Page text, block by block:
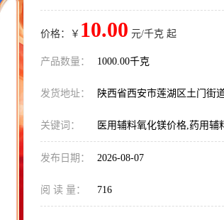
价格：￥ 10.00 元/千克 起
产品数量： 1000.00千克
发货地址： 陕西省西安市莲湖区土门街
关键词： 医用辅料氧化镁价格,药用
发布日期： 2026-08-07
阅 读 量： 716